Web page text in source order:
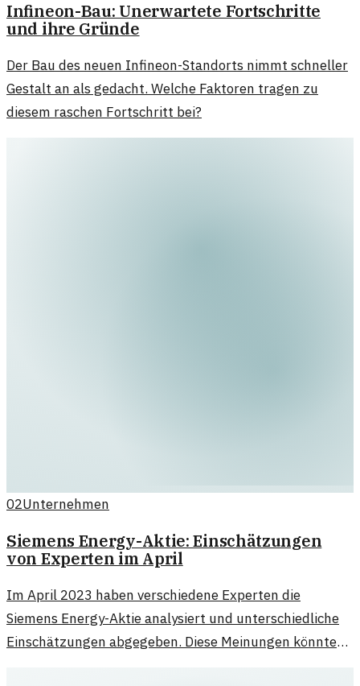
Infineon-Bau: Unerwartete Fortschritte
und ihre Gründe
Der Bau des neuen Infineon-Standorts nimmt schneller
Gestalt an als gedacht. Welche Faktoren tragen zu
diesem raschen Fortschritt bei?
02Unternehmen
Siemens Energy-Aktie: Einschätzungen
von Experten im April
Im April 2023 haben verschiedene Experten die
Siemens Energy-Aktie analysiert und unterschiedliche
Einschätzungen abgegeben. Diese Meinungen könnten